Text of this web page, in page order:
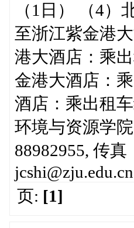
（1日） （4
至浙江紫金港
港大酒店：乘
金港大酒店：
酒店：乘出租
环境与资源学
88982955, 传
jcshi@zju.edu.cn
页: [1]